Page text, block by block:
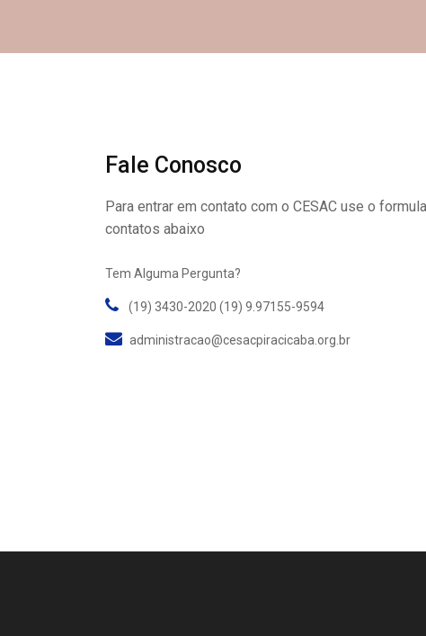
Fale Conosco
Para entrar em contato com o CESAC use o
contatos abaixo
Tem Alguma Pergunta?
(19) 3430-2020 (19) 9.97155-9594
administracao@cesacpiracicaba.org.br